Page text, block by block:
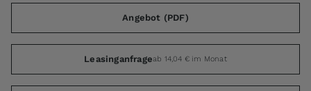
Angebot (PDF)
Leasinganfrageab 14,04 € im Monat